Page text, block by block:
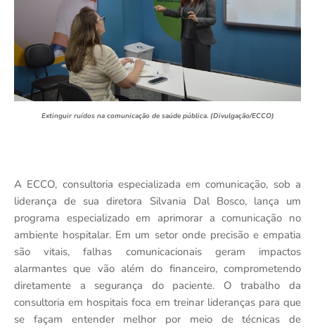
Extinguir ruídos na comunicação de saúde pública. (Divulgação/ECCO)
A ECCO, consultoria especializada em comunicação, sob a
liderança de sua diretora Silvania Dal Bosco, lança um
programa especializado em aprimorar a comunicação no
ambiente hospitalar. Em um setor onde precisão e empatia
são vitais, falhas comunicacionais geram impactos
alarmantes que vão além do financeiro, comprometendo
diretamente a segurança do paciente. O trabalho da
consultoria em hospitais foca em treinar lideranças para que
se façam entender melhor por meio de técnicas de